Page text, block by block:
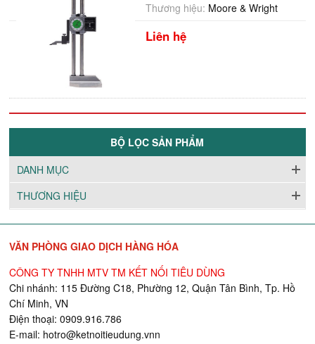
Thương hiệu: Moore & Wright
Liên hệ
BỘ LỌC SẢN PHẨM
DANH MỤC
THƯƠNG HIỆU
VĂN PHÒNG GIAO DỊCH HÀNG HÓA
CÔNG TY TNHH MTV TM KẾT NỐI TIÊU DÙNG
Chi nhánh: 115 Đường C18, Phường 12, Quận Tân Bình, Tp. Hồ
Chí Minh, VN
Điện thoại: 0909.916.786
E-mail: hotro@ketnoitieudung.vnn